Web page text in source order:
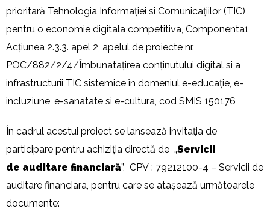
prioritară Tehnologia Informației si Comunicațiilor (TIC)
pentru o economie digitala competitiva, Componenta1,
Acțiunea 2.3.3. apel 2, apelul de proiecte nr.
POC/882/2/4/Îmbunatațirea conținutului digital si a
infrastructurii TIC sistemice în domeniul e-educație, e-
incluziune, e-sanatate si e-cultura, cod SMIS 150176
În cadrul acestui proiect se lansează invitaţia de
participare pentru achiziția directă de „Servicii
de auditare financiară”, CPV : 79212100-4 – Servicii de
auditare financiara, pentru care se atașează următoarele
documente: